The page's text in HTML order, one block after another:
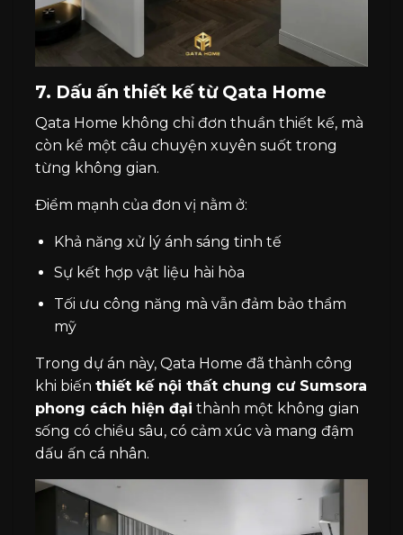
7. Dấu ấn thiết kế từ Qata Home
Qata Home không chỉ đơn thuần thiết kế, mà
còn kể một câu chuyện xuyên suốt trong
từng không gian.
Điểm mạnh của đơn vị nằm ở:
Khả năng xử lý ánh sáng tinh tế
Sự kết hợp vật liệu hài hòa
Tối ưu công năng mà vẫn đảm bảo thẩm
mỹ
Trong dự án này, Qata Home đã thành công
khi biến thiết kế nội thất chung cư Sumsora
phong cách hiện đại thành một không gian
sống có chiều sâu, có cảm xúc và mang đậm
dấu ấn cá nhân.